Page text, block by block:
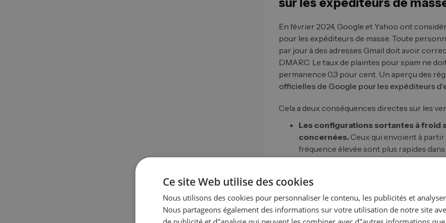
En février 2024, Google et Yahoo ont
pour les expéditeurs de masse. Toute
par jour à des adresses Gmail doit avoir
DMARC. Le taux de plaintes pour spam ne
permanence 0,3 pour cent. Un aperçu des
officielles de Google pour les expéditeurs
Cela a deux conséquences directes sur les
Les configurations sortantes à froid
concernées. Ceux qui envoient à
fréquence élevée sont plus rapides
sans DMARC sont automatiquement
volume.
Quiconque travaille encore sans SPF, DKIM
Ce site Web utilise des cookies
Nous utilisons des cookies pour personnaliser le contenu, les publicités et
Nous partageons également des informations sur votre utilisation de notre site